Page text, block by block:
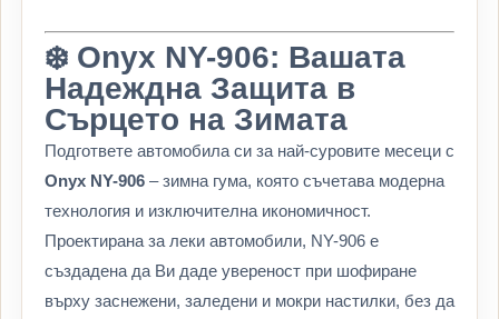
❄️ Onyx NY-906: Вашата
Надеждна Защита в
Сърцето на Зимата
Подгответе автомобила си за най-суровите месеци с
Onyx NY-906 – зимна гума, която съчетава модерна
технология и изключителна икономичност.
Проектирана за леки автомобили, NY-906 е
създадена да Ви даде увереност при шофиране
върху заснежени, заледени и мокри настилки, без да